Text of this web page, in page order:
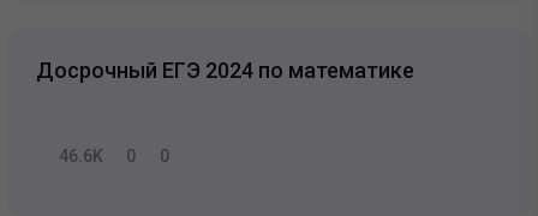
Досрочный ЕГЭ 2024 по математике
46.6K 0 0